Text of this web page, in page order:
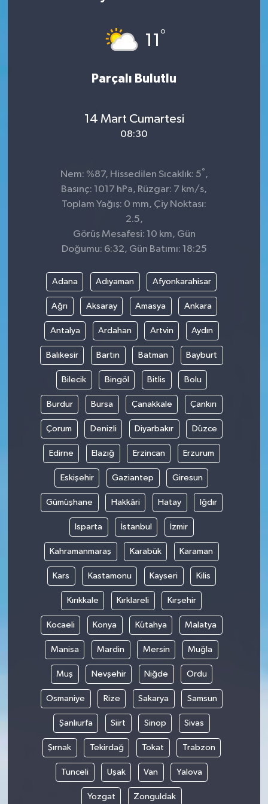
11°
Parçalı Bulutlu
14 Mart Cumartesi
08:30
Nem: %87, Hissedilen Sıcaklık: 5° ,
Basınç: 1017 hPa, Rüzgar: 7 km/s,
Toplam Yağış: 0 mm, Çiy Noktası:
2.5,
Görüş Mesafesi: 10 km, Gün
Doğumu: 6:32, Gün Batımı: 18:25
Adana Adıyaman Afyonkarahisar
Ağrı Aksaray Amasya Ankara
Antalya Ardahan Artvin Aydın
Balıkesir Bartın Batman Bayburt
Bilecik Bingöl Bitlis Bolu
Burdur Bursa Çanakkale Çankırı
Çorum Denizli Diyarbakır Düzce
Edirne Elazığ Erzincan Erzurum
Eskişehir Gaziantep Giresun
Gümüşhane Hakkâri Hatay Iğdır
Isparta İstanbul İzmir
Kahramanmaraş Karabük Karaman
Kars Kastamonu Kayseri Kilis
Kırıkkale Kırklareli Kırşehir
Kocaeli Konya Kütahya Malatya
Manisa Mardin Mersin Muğla
Muş Nevşehir Niğde Ordu
Osmaniye Rize Sakarya Samsun
Şanlıurfa Siirt Sinop Sivas
Şırnak Tekirdağ Tokat Trabzon
Tunceli Uşak Van Yalova
Yozgat Zonguldak
SİVİL TOPLUM
SOSYAL YAŞAM
ULUSAL HABERLER